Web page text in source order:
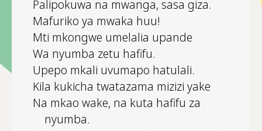
Palipokuwa na mwanga, sasa giza.
Mafuriko ya mwaka huu!
Mti mkongwe umelalia upande
Wa nyumba zetu hafifu.
Upepo mkali uvumapo hatulali.
Kila kukicha twatazama mizizi yake
Na mkao wake, na kuta hafifu za
nyumba.